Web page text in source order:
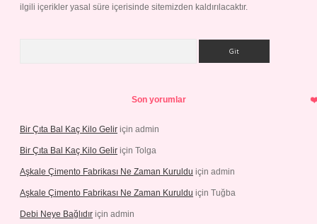
ilgili içerikler yasal süre içerisinde sitemizden kaldırılacaktır.
Son yorumlar
Bir Çıta Bal Kaç Kilo Gelir için admin
Bir Çıta Bal Kaç Kilo Gelir için Tolga
Aşkale Çimento Fabrikası Ne Zaman Kuruldu için admin
Aşkale Çimento Fabrikası Ne Zaman Kuruldu için Tuğba
Debi Neye Bağlıdır için admin